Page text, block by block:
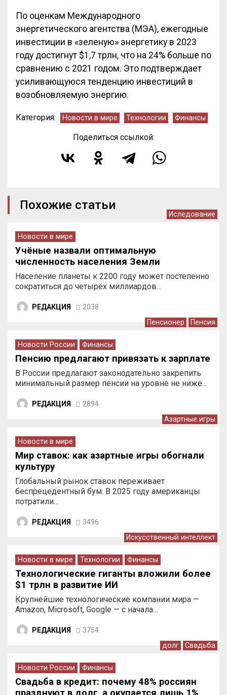
По оценкам Международного
энергетического агентства (МЭА), ежегодные
инвестиции в «зеленую» энергетику в 2023
году достигнут $1,7 трлн, что на 24% больше по
сравнению с 2021 годом. Это подтверждает
усиливающуюся тенденцию инвестиций в
возобновляемую энергию.
Категория: Новости в мире Технологии Финансы
Поделиться ссылкой:
Похожие статьи
Иследование
Новости в мире
Учёные назвали оптимальную
численность населения Земли
Население планеты к 2200 году может постепенно
сократиться до четырёх миллиардов…
РЕДАКЦИЯ 2038
Пенсионер Пенсия
Новости России Финансы
Пенсию предлагают привязать к зарплате
В России предлагают законодательно закрепить
минимальный размер пенсии на уровне не ниже…
РЕДАКЦИЯ 2894
Азартные игры
Новости в мире
Мир ставок: как азартные игры обогнали
культуру
Глобальный рынок ставок переживает
беспрецедентный бум. В 2025 году американцы
потратили…
РЕДАКЦИЯ 3496
Искусственный интеллект
Новости в мире Технологии Финансы
Технологические гиганты вложили более
$1 трлн в развитие ИИ
Крупнейшие технологические компании мира —
Amazon, Microsoft, Google — с начала…
РЕДАКЦИЯ 3754
долг Свадьба
Новости России Финансы
Свадьба в кредит: почему 48% россиян
празднуют в долг, а окупается лишь 1%